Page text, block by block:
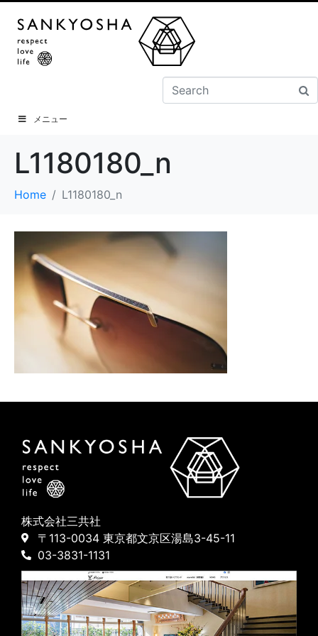
メニュー
L1180180_n
Home L1180180_n
株式会社三共社
〒113-0034 東京都文京区湯島3-45-11
03-3831-1131